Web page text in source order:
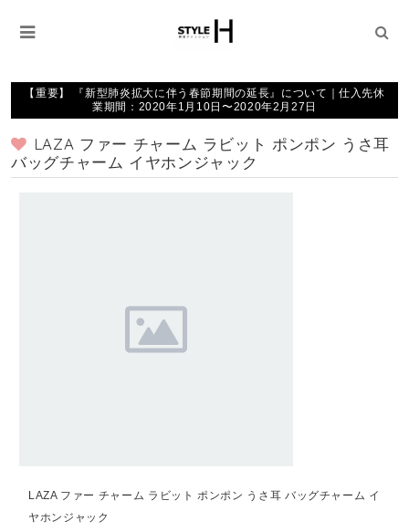
【重要】 『新型肺炎拡大に伴う春節期間の延長』について｜仕入先休
業期間：2020年1月10日〜2020年2月27日
LAZA ファー チャーム ラビット ポンポン うさ耳
バッグチャーム イヤホンジャック
LAZA ファー チャーム ラビット ポンポン うさ耳 バッグチャーム イ
ヤホンジャック